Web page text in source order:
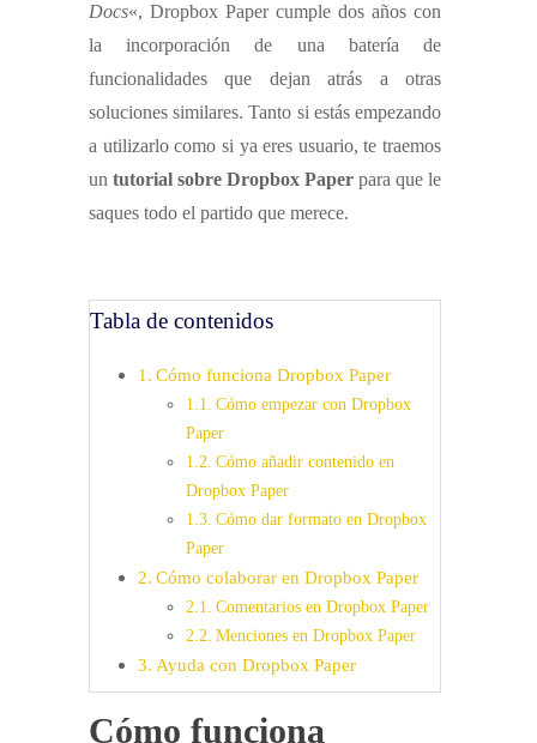
Docs«, Dropbox Paper cumple dos años con
la incorporación de una batería de
funcionalidades que dejan atrás a otras
soluciones similares. Tanto si estás empezando
a utilizarlo como si ya eres usuario, te traemos
un tutorial sobre Dropbox Paper para que le
saques todo el partido que merece.
Tabla de contenidos
Cómo funciona Dropbox Paper
Cómo empezar con Dropbox
Paper
Cómo añadir contenido en
Dropbox Paper
Cómo dar formato en Dropbox
Paper
Cómo colaborar en Dropbox Paper
Comentarios en Dropbox Paper
Menciones en Dropbox Paper
Ayuda con Dropbox Paper
Cómo funciona